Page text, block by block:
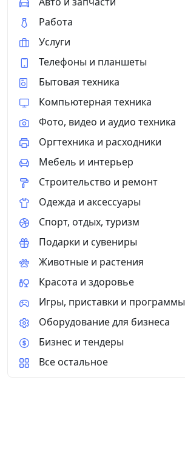
Работа
Услуги
Телефоны и планшеты
Бытовая техника
Компьютерная техника
Фото, видео и аудио техника
Оргтехника и расходники
Мебель и интерьер
Строительство и ремонт
Одежда и аксессуары
Спорт, отдых, туризм
Подарки и сувениры
Животные и растения
Красота и здоровье
Игры, приставки и программы
Оборудование для бизнеса
Бизнес и тендеры
Все остальное